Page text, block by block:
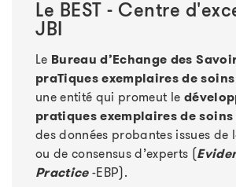
Le BEST - Centre
JBI
Le Bureau d’Echange des
praTiques exemplaires de soins
une entité qui promeut le
pratiques exemplaires de soins
des données probantes issues de
ou de consensus d’experts (
Practice-EBP).